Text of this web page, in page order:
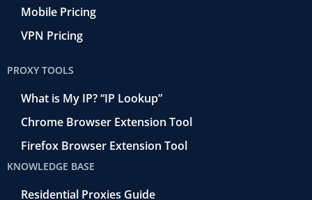
Mobile Pricing
VPN Pricing
PROXY TOOLS
What is My IP? “IP Lookup”
Chrome Browser Extension Tool
Firefox Browser Extension Tool
KNOWLEDGE BASE
Residential Proxies Guide